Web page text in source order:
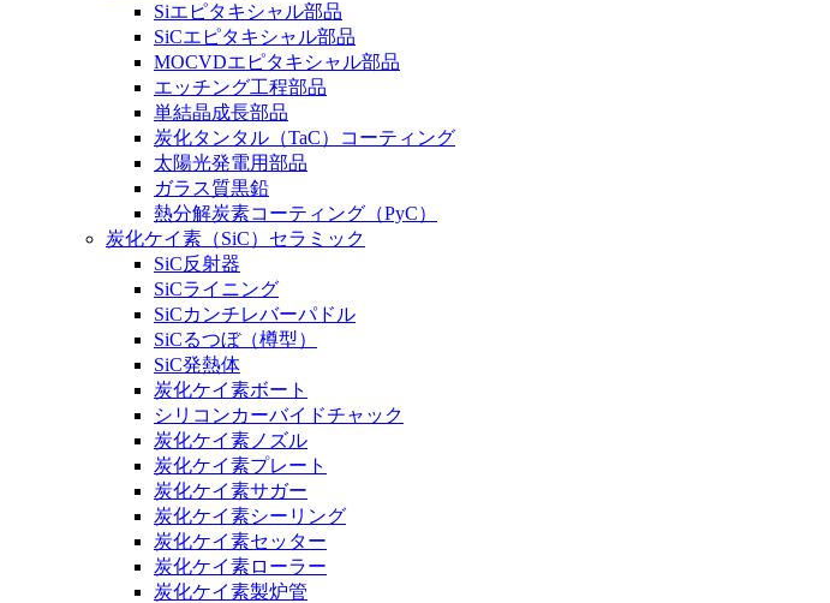
Siエピタキシャル部品
SiCエピタキシャル部品
MOCVDエピタキシャル部品
エッチング工程部品
単結晶成長部品
炭化タンタル（TaC）コーティング
太陽光発電用部品
ガラス質黒鉛
熱分解炭素コーティング（PyC）
炭化ケイ素（SiC）セラミック
SiC反射器
SiCライニング
SiCカンチレバーパドル
SiCるつぼ（樽型）
SiC発熱体
炭化ケイ素ボート
シリコンカーバイドチャック
炭化ケイ素ノズル
炭化ケイ素プレート
炭化ケイ素サガー
炭化ケイ素シーリング
炭化ケイ素セッター
炭化ケイ素ローラー
炭化ケイ素製炉管